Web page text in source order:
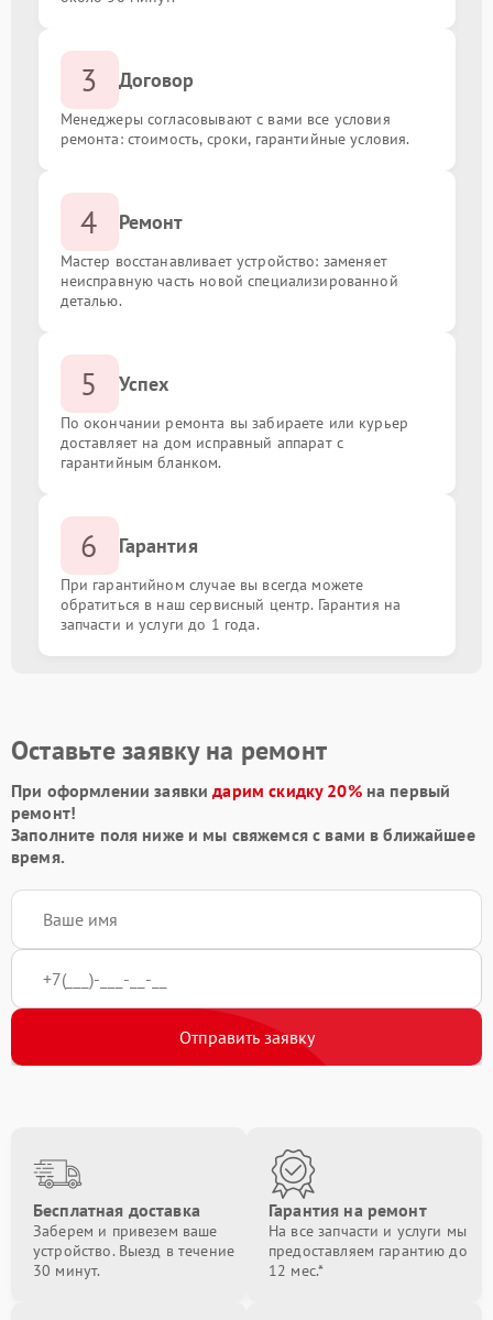
3 Договор
Менеджеры согласовывают с вами все условия
ремонта: стоимость, сроки, гарантийные условия.
4 Ремонт
Мастер восстанавливает устройство: заменяет
неисправную часть новой специализированной
деталью.
5 Успех
По окончании ремонта вы забираете или курьер
доставляет на дом исправный аппарат с
гарантийным бланком.
6 Гарантия
При гарантийном случае вы всегда можете
обратиться в наш сервисный центр. Гарантия на
запчасти и услуги до 1 года.
Оставьте заявку на ремонт
При оформлении заявкидарим скидку 20%на первый
ремонт!
Заполните поля ниже и мы свяжемся с вами в ближайшее
время.
Отправить заявку
Бесплатная доставка
Заберем и привезем ваше
устройство. Выезд в течение
30 минут.
Гарантия на ремонт
На все запчасти и услуги мы
предоставляем гарантию до
12 мес.*